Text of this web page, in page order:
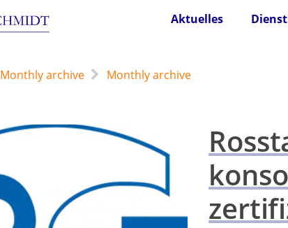
Aktuelles
Monthly archive Monthly archive